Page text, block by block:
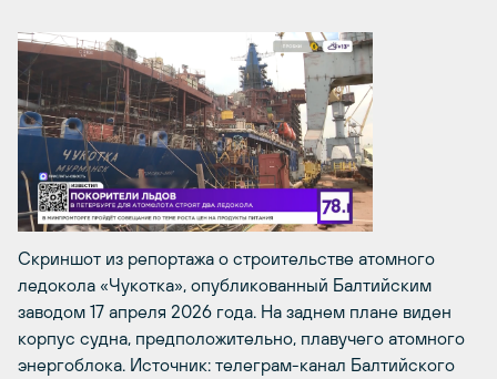
Скриншот из репортажа о строительстве атомного
ледокола «Чукотка», опубликованный Балтийским
заводом 17 апреля 2026 года. На заднем плане виден
корпус судна, предположительно, плавучего атомного
энергоблока. Источник: телеграм-канал Балтийского